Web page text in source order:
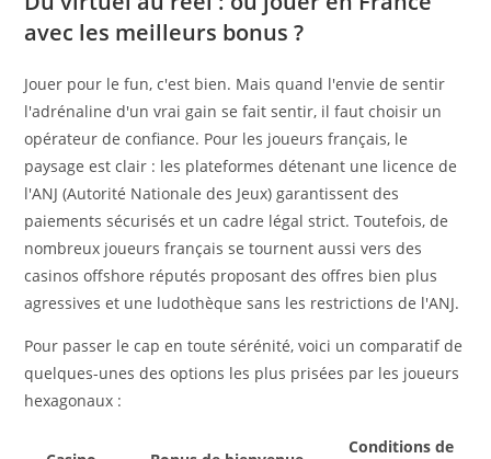
avec les meilleurs bonus ?
Jouer pour le fun, c'est bien. Mais quand l'envie de sentir
l'adrénaline d'un vrai gain se fait sentir, il faut choisir un
opérateur de confiance. Pour les joueurs français, le
paysage est clair : les plateformes détenant une licence de
l'ANJ (Autorité Nationale des Jeux) garantissent des
paiements sécurisés et un cadre légal strict. Toutefois, de
nombreux joueurs français se tournent aussi vers des
casinos offshore réputés proposant des offres bien plus
agressives et une ludothèque sans les restrictions de l'ANJ.
Pour passer le cap en toute sérénité, voici un comparatif de
quelques-unes des options les plus prisées par les joueurs
hexagonaux :
Conditions de